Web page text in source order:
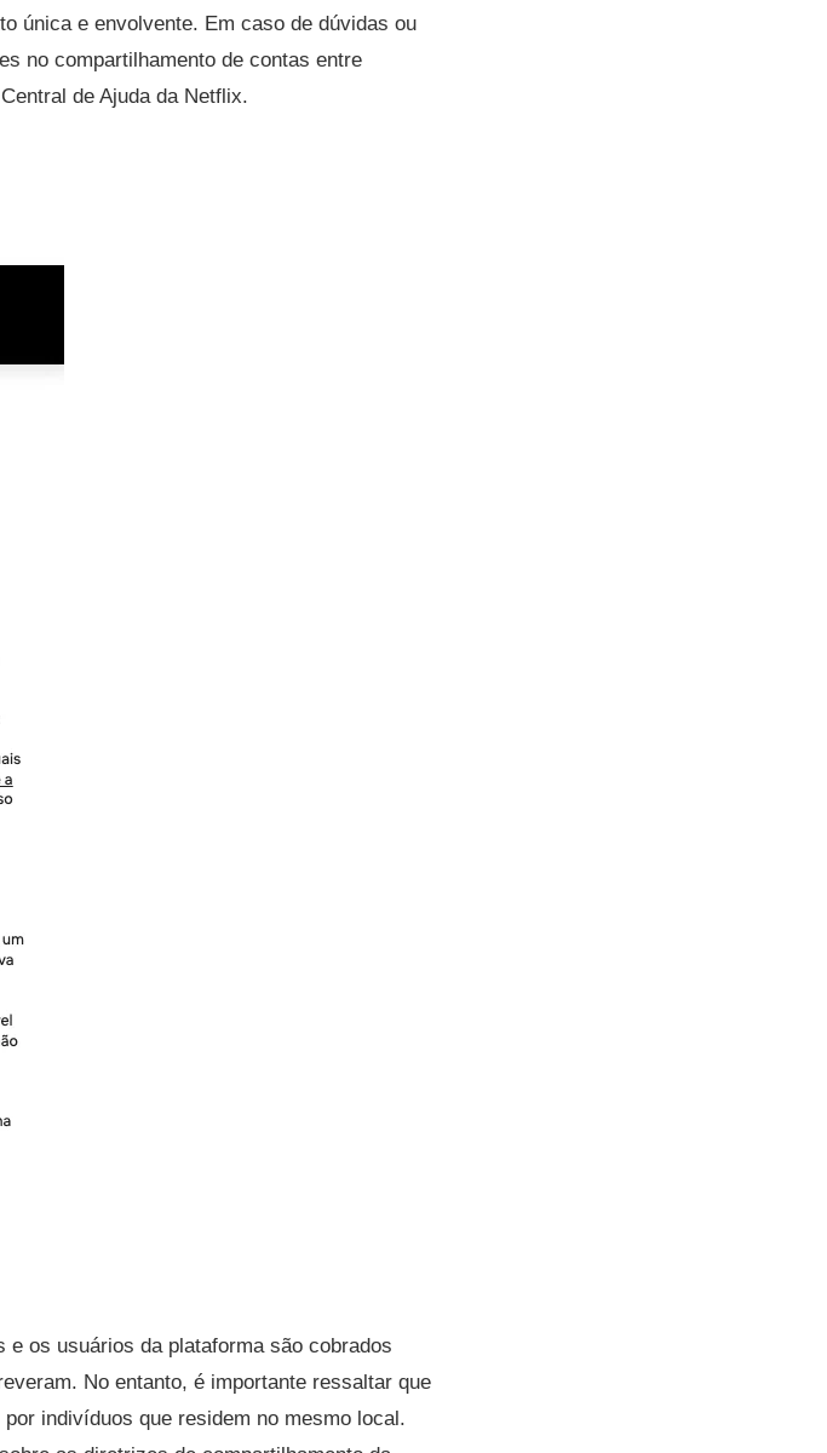
única e envolvente. Em caso de dúvidas ou
no compartilhamento de contas entre
de Ajuda da Netflix.
os usuários da plataforma são cobrados
No entanto, é importante ressaltar que
indivíduos que residem no mesmo local.